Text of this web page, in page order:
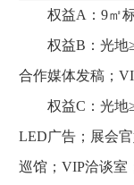
权益A：9㎡标
权益B：光地
合作媒体发稿；
权益C：光地
LED广告；展会
巡馆；VIP洽谈室